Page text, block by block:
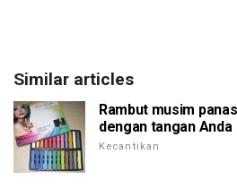
Similar articles
Rambut musim
dengan tangan Anda
Kecantikan